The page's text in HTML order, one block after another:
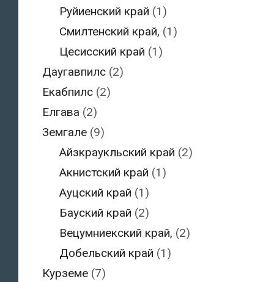
Руйиенский край (1)
Смилтенский край, (1)
Цесисский край (1)
Даугавпилс(2)
Екабпилс(2)
Елгава (2)
Земгале(9)
Айзкраукльский край (2)
Акнистский край (1)
Ауцский край (1)
Бауский край (2)
Вецумниекский край, (2)
Добельский край (1)
Курземе(7)